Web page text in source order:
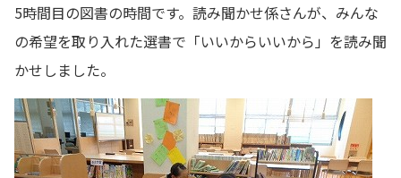
5時間目の図書の時間です。読み聞かせ係さんが、みんな
の希望を取り入れた選書で「いいからいいから」を読み聞
かせしました。